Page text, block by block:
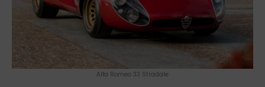
Alfa Romeo 33 Stradale